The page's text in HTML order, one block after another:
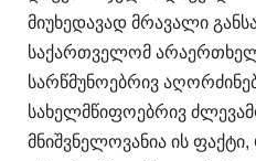
მიუხედავად მრავალი
საქართველომ
სარწმუნოებრივ
სახელმწიფოებრივ
მნიშვნელოვანია ის